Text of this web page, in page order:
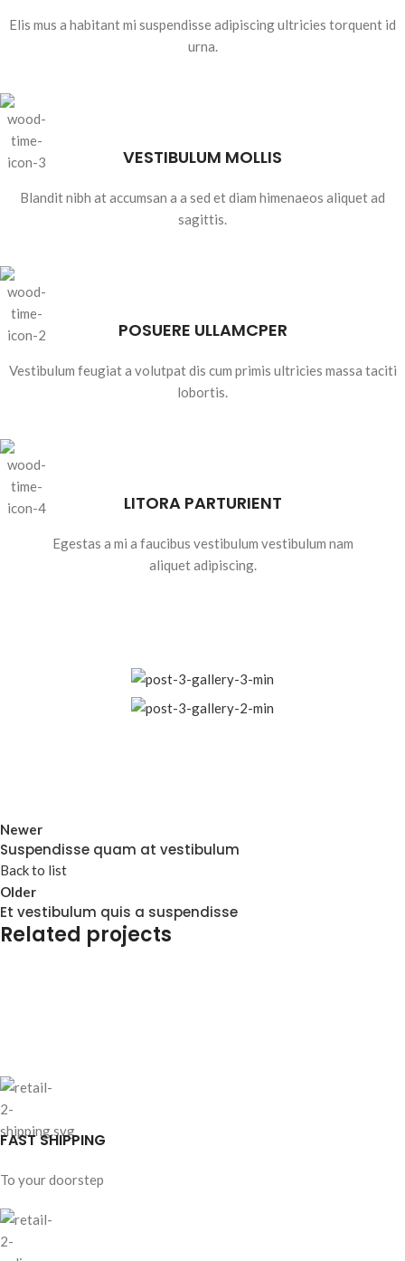
Elis mus a habitant mi suspendisse adipiscing ultricies torquent id
urna.
VESTIBULUM MOLLIS
Blandit nibh at accumsan a a sed et diam himenaeos aliquet ad
sagittis.
POSUERE ULLAMCPER
Vestibulum feugiat a volutpat dis cum primis ultricies massa taciti
lobortis.
LITORA PARTURIENT
Egestas a mi a faucibus vestibulum vestibulum nam
aliquet adipiscing.
Newer
Suspendisse quam at vestibulum
Back to list
Older
Et vestibulum quis a suspendisse
Related projects
FAST SHIPPING
To your doorstep